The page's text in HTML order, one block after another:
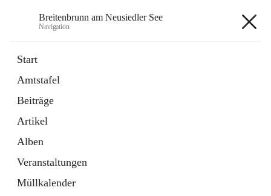
Breitenbrunn am Neusiedler See
Navigation
Start
Amtstafel
Beiträge
Artikel
Alben
Veranstaltungen
Müllkalender
18 Schnellzugriffe
Gemeindeservice